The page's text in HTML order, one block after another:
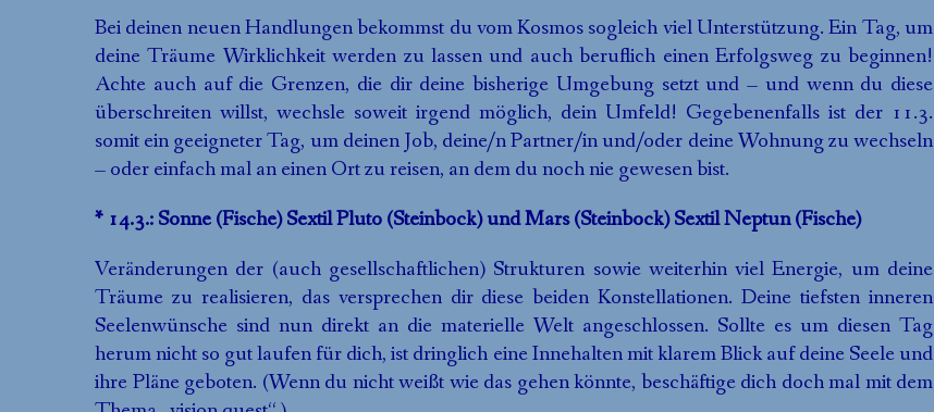
Bei deinen neuen Handlungen bekommst du vom Kosmos sogleich viel Unterstützung. Ein Tag, um
deine Träume Wirklichkeit werden zu lassen und auch beruflich einen Erfolgsweg zu beginnen!
Achte auch auf die Grenzen, die dir deine bisherige Umgebung setzt und – und wenn du diese
überschreiten willst, wechsle soweit irgend möglich, dein Umfeld! Gegebenenfalls ist der 11.3.
somit ein geeigneter Tag, um deinen Job, deine/n Partner/in und/oder deine Wohnung zu wechseln
– oder einfach mal an einen Ort zu reisen, an dem du noch nie gewesen bist.
* 14.3.: Sonne (Fische) Sextil Pluto (Steinbock) und Mars (Steinbock) Sextil Neptun (Fische)
Veränderungen der (auch gesellschaftlichen) Strukturen sowie weiterhin viel Energie, um deine
Träume zu realisieren, das versprechen dir diese beiden Konstellationen. Deine tiefsten inneren
Seelenwünsche sind nun direkt an die materielle Welt angeschlossen. Sollte es um diesen Tag
herum nicht so gut laufen für dich, ist dringlich eine Innehalten mit klarem Blick auf deine Seele und
ihre Pläne geboten. (Wenn du nicht weißt wie das gehen könnte, beschäftige dich doch mal mit dem